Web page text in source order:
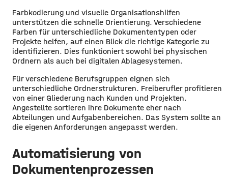
Farbkodierung und visuelle Organisationshilfen
unterstützen die schnelle Orientierung. Verschiedene
Farben für unterschiedliche Dokumententypen oder
Projekte helfen, auf einen Blick die richtige Kategorie zu
identifizieren. Dies funktioniert sowohl bei physischen
Ordnern als auch bei digitalen Ablagesystemen.
Für verschiedene Berufsgruppen eignen sich
unterschiedliche Ordnerstrukturen. Freiberufler profitieren
von einer Gliederung nach Kunden und Projekten.
Angestellte sortieren ihre Dokumente eher nach
Abteilungen und Aufgabenbereichen. Das System sollte an
die eigenen Anforderungen angepasst werden.
Automatisierung von
Dokumentenprozessen